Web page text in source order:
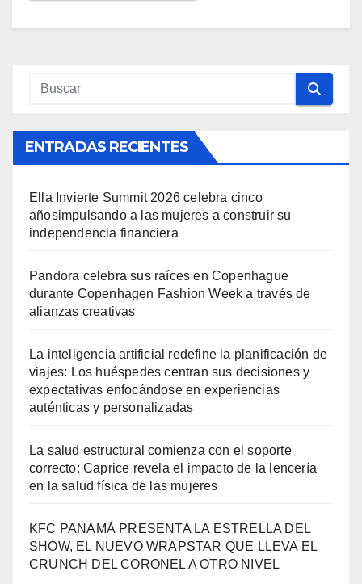
ENTRADAS RECIENTES
Ella Invierte Summit 2026 celebra cinco
añosimpulsando a las mujeres a construir su
independencia financiera
Pandora celebra sus raíces en Copenhague
durante Copenhagen Fashion Week a través de
alianzas creativas
La inteligencia artificial redefine la planificación de
viajes: Los huéspedes centran sus decisiones y
expectativas enfocándose en experiencias
auténticas y personalizadas
La salud estructural comienza con el soporte
correcto: Caprice revela el impacto de la lencería
en la salud física de las mujeres
KFC PANAMÁ PRESENTA LA ESTRELLA DEL
SHOW, EL NUEVO WRAPSTAR QUE LLEVA EL
CRUNCH DEL CORONEL A OTRO NIVEL